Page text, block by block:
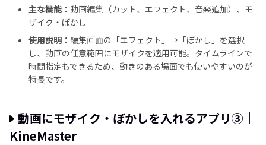
主な機能： 動画編集（カット、エフェクト、音楽追加）、モ
ザイク・ぼかし
使用説明： 編集画面の「エフェクト」→「ぼかし」を選択
し、動画の任意範囲にモザイクを適用可能。タイムラインで
時間指定もできるため、動きのある場面でも使いやすいのが
特長です。
動画にモザイク・ぼかしを入れるアプリ③｜
KineMaster